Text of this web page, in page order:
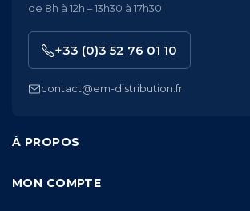
À PROPOS
MON COMPTE
de 8h à 12h – 13h30 à 17h30
+33 (0)3 52 76 01 10
contact@em-distribution.fr